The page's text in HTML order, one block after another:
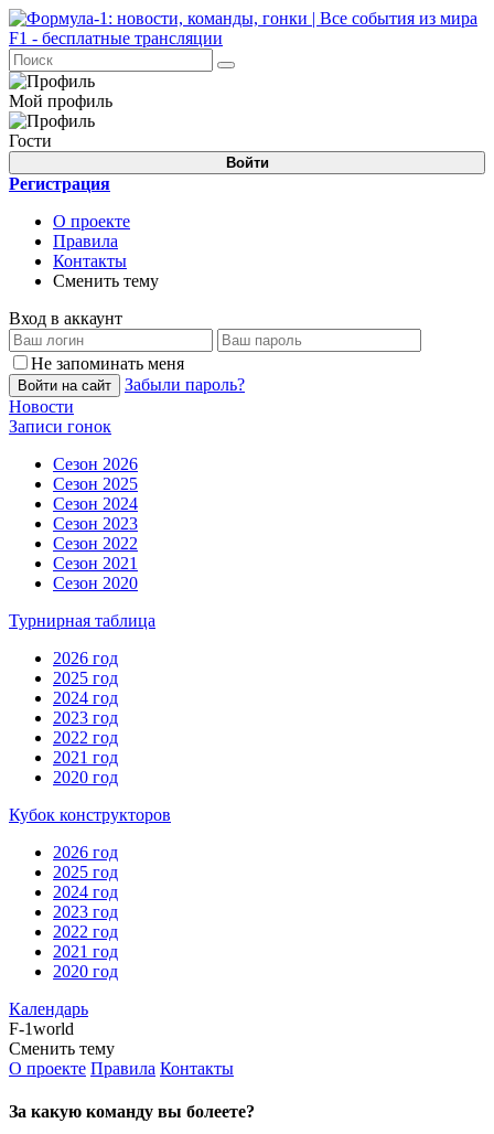
Мой профиль
Гости
Войти
Регистрация
О проекте
Правила
Контакты
Сменить тему
Вход в аккаунт
Не запоминать меня
Войти на сайт
Забыли пароль?
Новости
Записи гонок
Сезон 2026
Сезон 2025
Сезон 2024
Сезон 2023
Сезон 2022
Сезон 2021
Сезон 2020
Турнирная таблица
2026 год
2025 год
2024 год
2023 год
2022 год
2021 год
2020 год
Кубок конструкторов
2026 год
2025 год
2024 год
2023 год
2022 год
2021 год
2020 год
Календарь
F-1world
Сменить тему
О проекте Правила Контакты
За какую команду вы болеете?